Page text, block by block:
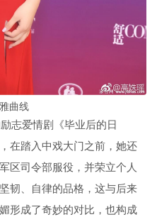
曲线
志爱情剧《毕业后的日
在踏入中戏大门之前，她还
司令部服役，并荣立个人
韧、自律的品格，这与后来
形成了奇妙的对比，也构成